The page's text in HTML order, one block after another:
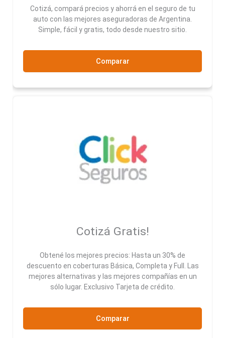
Cotizá, compará precios y ahorrá en el seguro de tu
auto con las mejores aseguradoras de Argentina.
Simple, fácil y gratis, todo desde nuestro sitio.
Comparar
Cotizá Gratis!
Obtené los mejores precios: Hasta un 30% de
descuento en coberturas Básica, Completa y Full. Las
mejores alternativas y las mejores compañías en un
sólo lugar. Exclusivo Tarjeta de crédito.
Comparar